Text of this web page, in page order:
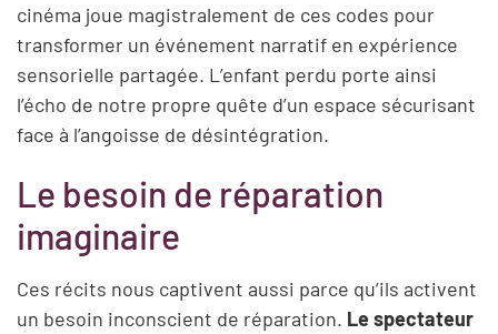
cinéma joue magistralement de ces codes pour
transformer un événement narratif en expérience
sensorielle partagée. L’enfant perdu porte ainsi
l’écho de notre propre quête d’un espace sécurisant
face à l’angoisse de désintégration.
Le besoin de réparation
imaginaire
Ces récits nous captivent aussi parce qu’ils activent
un besoin inconscient de réparation. Le spectateur